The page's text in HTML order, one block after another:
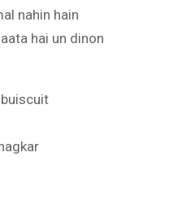
nahin hain
hai un dinon